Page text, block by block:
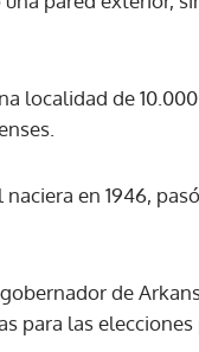
localidad de
en 1946,
de
para las